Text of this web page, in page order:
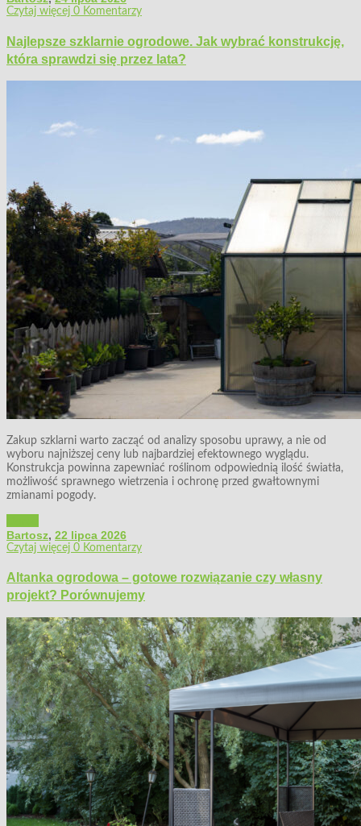
Czytaj więcej 0 Komentarzy
Najlepsze szklarnie ogrodowe. Jak wybrać konstrukcję,
która sprawdzi się przez lata?
Zakup szklarni warto zacząć od analizy sposobu uprawy, a nie od
wyboru najniższej ceny lub najbardziej efektownego wyglądu.
Konstrukcja powinna zapewniać roślinom odpowiednią ilość światła,
możliwość sprawnego wietrzenia i ochronę przed gwałtownymi
zmianami pogody.
Bartosz, 22 lipca 2026
Czytaj więcej 0 Komentarzy
Altanka ogrodowa – gotowe rozwiązanie czy własny
projekt? Porównujemy